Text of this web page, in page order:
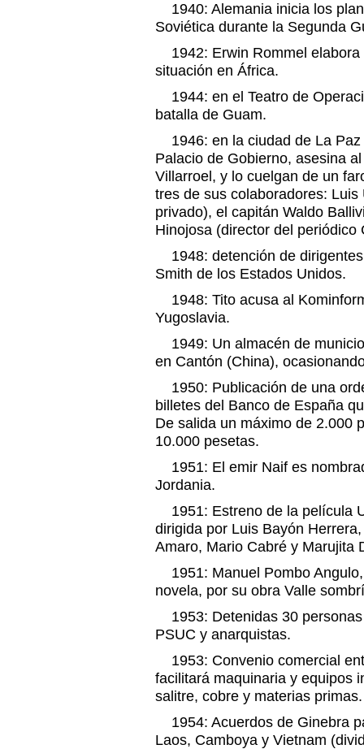
1940: Alemania inicia los
Soviética durante la Segunda
1942: Erwin Rommel elabora
situación en África.
1944: en el Teatro de
batalla de Guam.
1946: en la ciudad de La Paz
Palacio de Gobierno, asesina
Villarroel, y lo cuelgan de un
tres de sus colaboradores:
privado), el capitán Waldo
Hinojosa (director del periódico
1948: detención de
Smith de los Estados Unidos.
1948: Tito acusa al
Yugoslavia.
1949: Un almacén de
en Cantón (China),
1950: Publicación de una
billetes del Banco de España
De salida un máximo de 2.000
10.000 pesetas.
1951: El emir Naif es
Jordania.
1951: Estreno de la película
dirigida por Luis Bayón
Amaro, Mario Cabré y Marujita
1951: Manuel Pombo
novela, por su obra Valle
1953: Detenidas 30
PSUC y anarquistas.
1953: Convenio comercial
facilitará maquinaria y equipos
salitre, cobre y materias primas.
1954: Acuerdos de Ginebra
Laos, Camboya y Vietnam